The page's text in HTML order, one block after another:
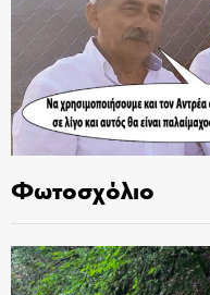
Φωτοσχόλιο